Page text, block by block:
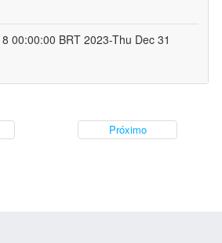
00:00:00 BRT 2023-Thu Dec 31
Próximo